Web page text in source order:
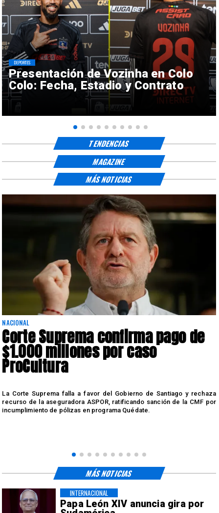
Presentación de Vozinha en Colo
Colo: Fecha, Estadio y Contrato
DEPORTES
TENDENCIAS
MAGAZINE
NACIONAL
Corte Suprema confirma pago de
$1.000 millones por caso
ProCultura
La Corte Suprema falla a favor del Gobierno de Santiago y rechaza
recurso de la aseguradora ASPOR, ratificando sanción de la CMF por
incumplimiento de pólizas en programa Quédate.
MÁS NOTICIAS
Papa León XIV anuncia gira por
INTERNACIONAL
MÁS NOTICIAS